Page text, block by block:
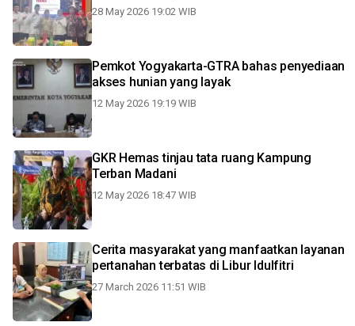
28 May 2026 19:02 WIB
Pemkot Yogyakarta-GTRA bahas penyediaan
akses hunian yang layak
12 May 2026 19:19 WIB
GKR Hemas tinjau tata ruang Kampung
Terban Madani
12 May 2026 18:47 WIB
Cerita masyarakat yang manfaatkan layanan
pertanahan terbatas di Libur Idulfitri
27 March 2026 11:51 WIB